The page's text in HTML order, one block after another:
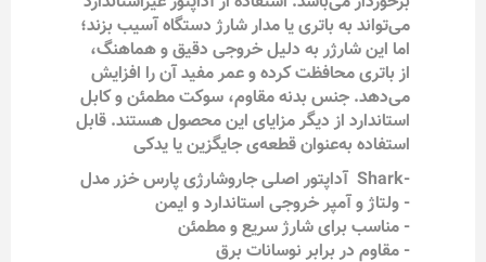
می‌تواند به باتری یا مدار شارژ دستگاه آسیب بزند؛
اما این شارژر به دلیل خروجی دقیق و هماهنگ،
از باتری محافظت کرده و عمر مفید آن را افزایش
می‌دهد. جنس بدنه مقاوم، سوکت مطمئن و کابل
استاندارد از دیگر مزایای این محصول هستند. قابل
استفاده به‌عنوان قطعه‌ی جایگزین یا یدکی
-Shark آداپتور اصلی جاروشارژی پارس خزر مدل
- ولتاژ و آمپر خروجی استاندارد و ایمن
- مناسب برای شارژ سریع و مطمئن
- مقاوم در برابر نوسانات برق